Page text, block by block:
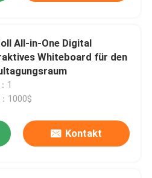
All-in-One Digital
Whiteboard für den
1
1000$
Kontakt